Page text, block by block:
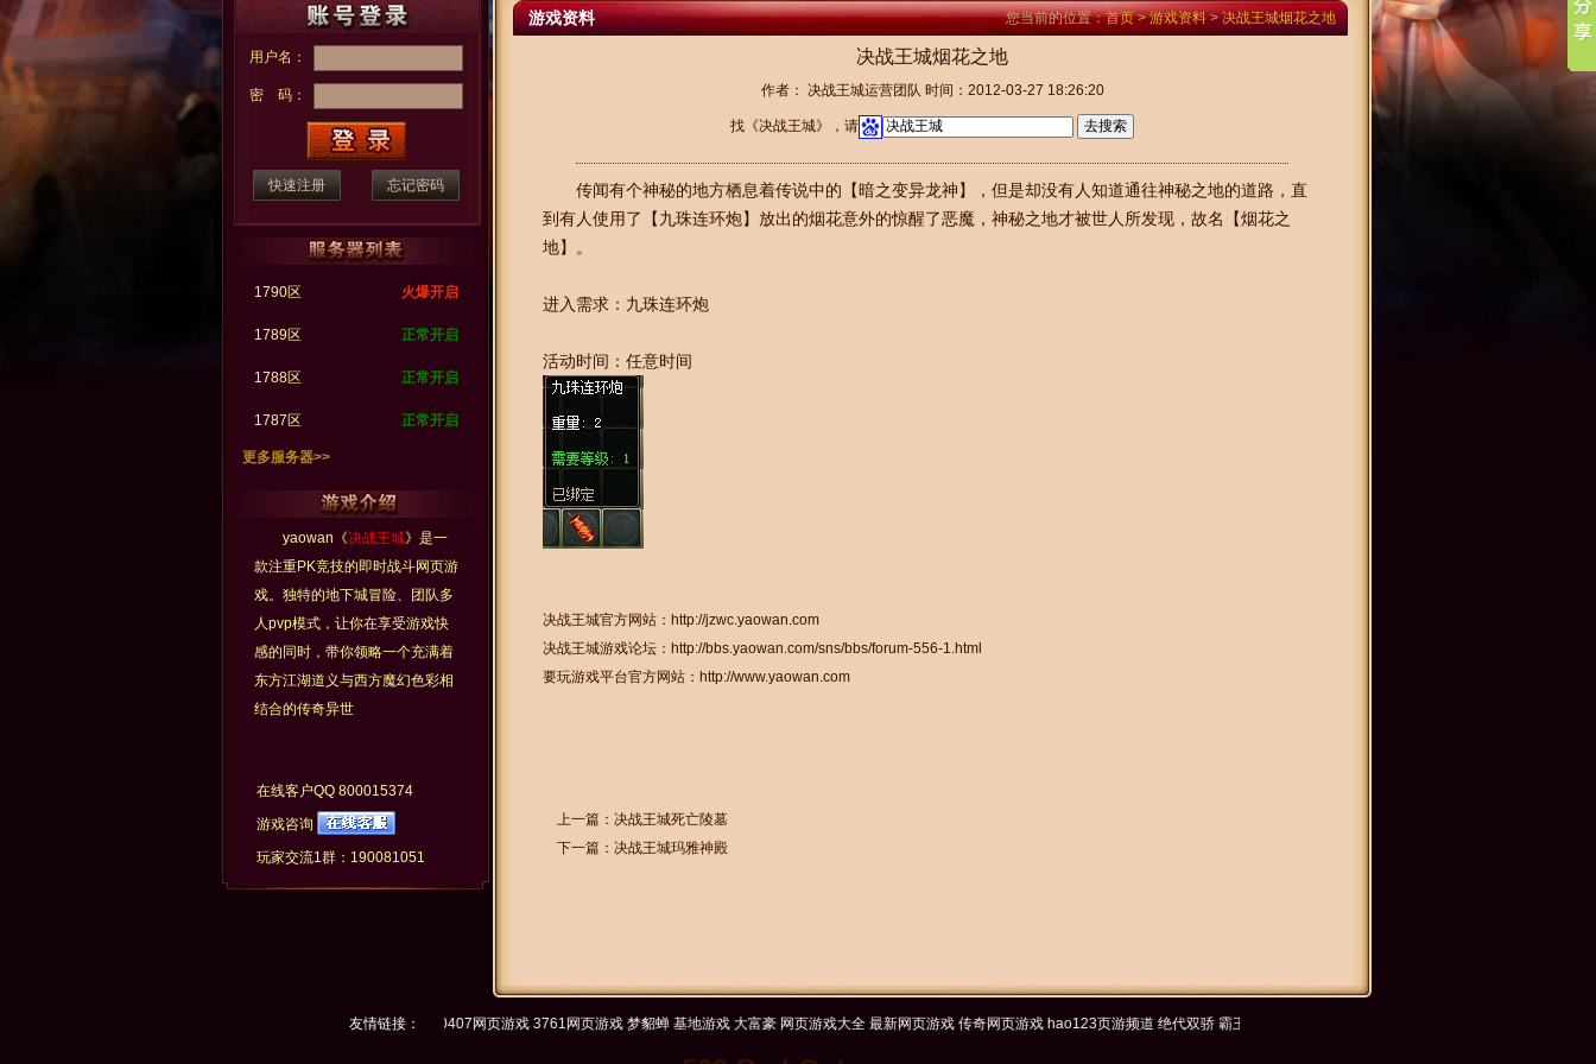
游戏资料 您当前的位置：首页>游戏资料>决战王城烟花之地
决战王城烟花之地
作者： 决战王城运营团队 时间：2012-03-27 18:26:20
找《决战王城》，请
传闻有个神秘的地方栖息着传说中的【暗之变异龙神】，但是却没有人知道通往神秘之地的道路，直
到有人使用了【九珠连环炮】放出的烟花意外的惊醒了恶魔，神秘之地才被世人所发现，故名【烟花之
地】。
进入需求：九珠连环炮
活动时间：任意时间
决战王城官方网站： http://jzwc.yaowan.com
决战王城游戏论坛： http://bbs.yaowan.com/sns/bbs/forum-556-1.html
要玩游戏平台官方网站： http://www.yaowan.com
上一篇： 决战王城死亡陵墓
下一篇： 决战王城玛雅神殿
用户名：
密 码：
快速注册 忘记密码
火爆开启
1790区
正常开启
1789区
正常开启
1788区
正常开启
1787区
更多服务器>>
yaowan《决战王城》是一
款注重PK竞技的即时战斗网页游
戏。独特的地下城冒险、团队多
人pvp模式，让你在享受游戏快
感的同时，带你领略一个充满着
东方江湖道义与西方魔幻色彩相
结合的传奇异世
在线客户QQ 800015374
游戏咨询
玩家交流1群：190081051
友情链接：
第一游戏网 40407网页游戏 3761网页游戏 梦貂蝉 基地游戏 大富豪 网页游戏大全 最新网页游戏 传奇网页游戏 hao123页游频道 绝代双骄 霸王之心